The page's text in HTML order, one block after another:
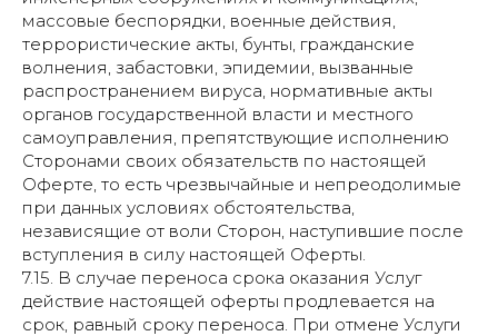
массовые беспорядки, военные действия,
террористические акты, бунты, гражданские
волнения, забастовки, эпидемии, вызванные
распространением вируса, нормативные акты
органов государственной власти и местного
самоуправления, препятствующие исполнению
Сторонами своих обязательств по настоящей
Оферте, то есть чрезвычайные и непреодолимые
при данных условиях обстоятельства,
независящие от воли Сторон, наступившие после
вступления в силу настоящей Оферты.
7.15. В случае переноса срока оказания Услуг
действие настоящей оферты продлевается на
срок, равный сроку переноса. При отмене Услуги